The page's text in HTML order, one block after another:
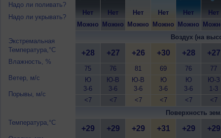
Надо ли поливать?
Надо ли укрывать?
Экстремальная
Температура,°C
Влажность, %
Ветер, м/с
Порывы, м/с
Температура,°C
Нет
Можно
Нет
Можно
Нет
Можно
Нет
Можно
Нет
Можно
Нет
Воздух (на
+28
75
Ю
3-6
<7
+27
76
Ю-В
3-6
<7
+26
81
Ю-В
3-6
<7
+30
69
Ю
3-6
<7
+28
76
Ю
3-6
<7
+27
77
Ю-З
1-3
<7
Поверхность
+29 +29 +29 +31 +29 +29